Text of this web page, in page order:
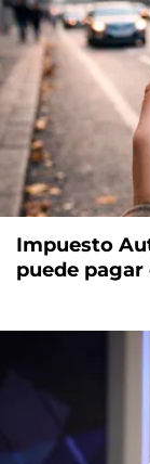
Impuesto
puede